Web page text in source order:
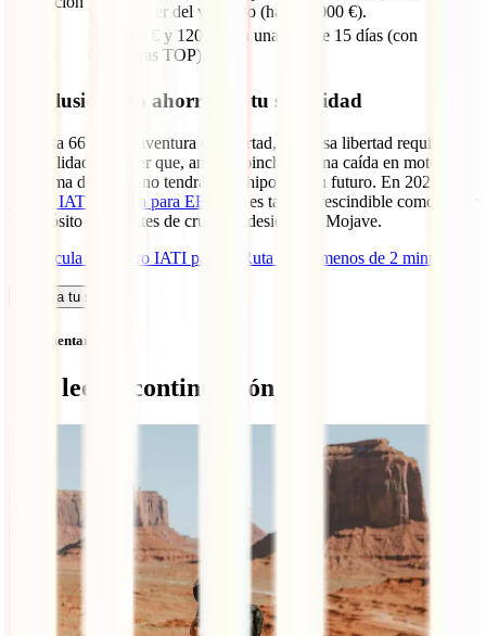
y el alquiler del vehículo (hasta 5.000 €).
Entre 80 € y 120 € para una ruta de 15 días (con
coberturas TOP).
Conclusión: No ahorres en tu seguridad
La Ruta 66 es una aventura de libertad, pero esa libertad requiere la
tranquilidad de saber que, ante un pinchazo, una caída en moto o un
problema de salud, no tendrás que hipotecar tu futuro. En 2026, el
seguro IATI Estrella para EE. UU.
es tan imprescindible como llevar
el depósito lleno antes de cruzar el desierto de Mojave.
Calcula tu seguro IATI para la Ruta 66 en menos de 2 minutos
Calcula tu seguro
Sin comentarios
Qué leer a continuación